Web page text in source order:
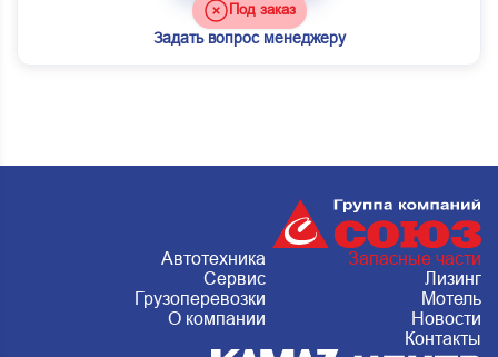
Под заказ
Задать вопрос менеджеру
Автотехника
Запасные части
Сервис
Лизинг
Грузоперевозки
Мотель
О компании
Новости
Контакты